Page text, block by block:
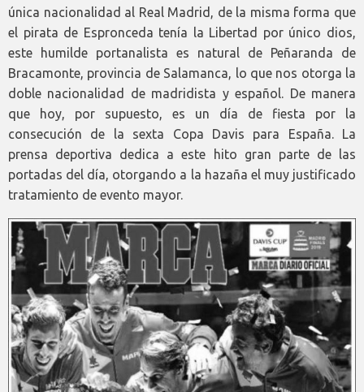
única nacionalidad al Real Madrid, de la misma forma que
el pirata de Espronceda tenía la Libertad por único dios,
este humilde portanalista es natural de Peñaranda de
Bracamonte, provincia de Salamanca, lo que nos otorga la
doble nacionalidad de madridista y español. De manera
que hoy, por supuesto, es un día de fiesta por la
consecución de la sexta Copa Davis para España. La
prensa deportiva dedica a este hito gran parte de las
portadas del día, otorgando a la hazaña el muy justificado
tratamiento de evento mayor.